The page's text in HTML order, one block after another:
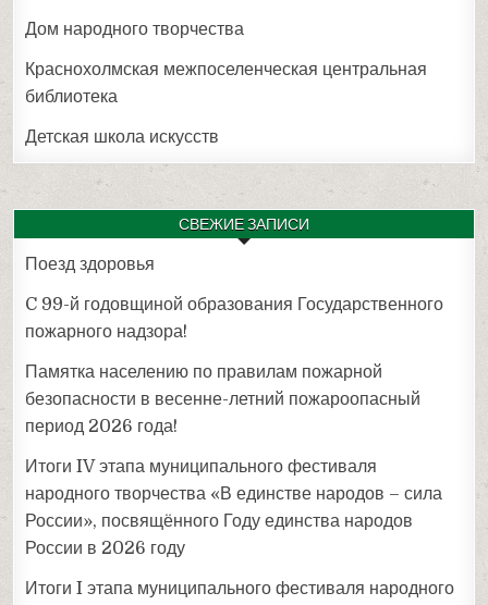
Дом народного творчества
Краснохолмская межпоселенческая центральная
библиотека
Детская школа искусств
СВЕЖИЕ ЗАПИСИ
Поезд здоровья
C 99-й годовщиной образования Государственного
пожарного надзора!
Памятка населению по правилам пожарной
безопасности в весенне-летний пожароопасный
период 2026 года!
Итоги IV этапа муниципального фестиваля
народного творчества «В единстве народов – сила
России», посвящённого Году единства народов
России в 2026 году
Итоги I этапа муниципального фестиваля народного